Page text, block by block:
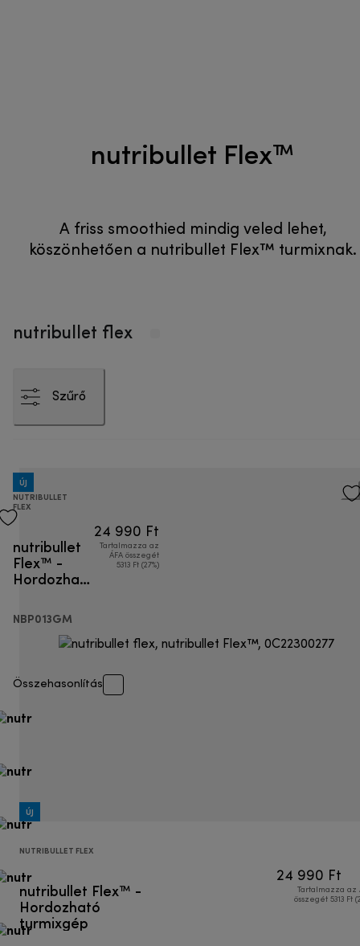
nutribullet Flex™
A friss smoothied mindig veled lehet,
köszönhetően a nutribullet Flex™ turmixnak.
nutribullet flex
Szűrő
ÚJ
NUTRIBULLET
FLEX
nutribullet
Flex™ -
Hordozható
NBP013GM
24 990 Ft
Tartalmazza az
ÁFA összegét
5313 Ft (27%)
Összehasonlítás
ÚJ
NUTRIBULLET FLEX
nutribullet Flex™ -
Hordozható
turmixgép
24 990 Ft
Tartalmazza az
összegét 5313 Ft